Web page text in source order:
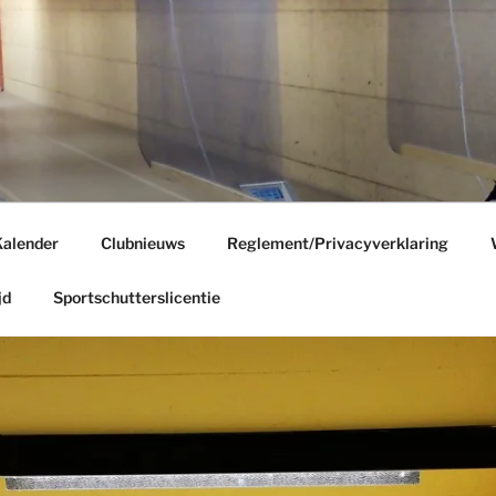
Clubnieuws Reglement/Privacyverklaring
Sportschutterslicentie